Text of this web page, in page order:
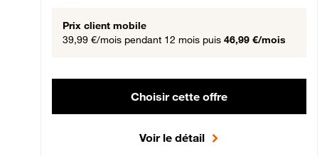
Prix client mobile
39,99 €/mois pendant 12 mois puis 46,99 €/mois
Choisir cette offre
Voir le détail